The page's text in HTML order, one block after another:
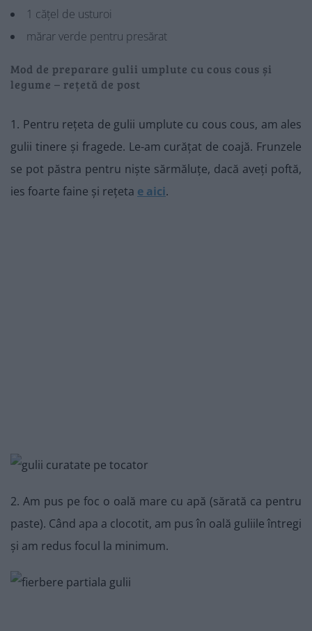
1 cățel de usturoi
mărar verde pentru presărat
Mod de preparare gulii umplute cu cous cous și
legume – rețetă de post
1. Pentru rețeta de gulii umplute cu cous cous, am ales
gulii tinere și fragede. Le-am curățat de coajă. Frunzele
se pot păstra pentru niște sărmăluțe, dacă aveți poftă,
ies foarte faine și rețeta e aici.
2. Am pus pe foc o oală mare cu apă (sărată ca pentru
paste). Când apa a clocotit, am pus în oală guliile întregi
și am redus focul la minimum.